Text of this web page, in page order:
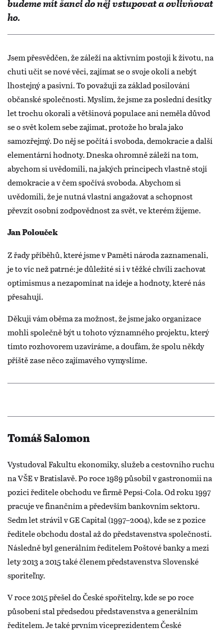
budeme mít šanci do něj vstupovat a ovlivňovat
ho.
Jsem přesvědčen, že záleží na aktivním postoji k životu, na
chuti učit se nové věci, zajímat se o svoje okolí a nebýt
lhostejný a pasivní. To považuji za základ posilování
občanské společnosti. Myslím, že jsme za poslední desítky
let trochu okorali a většinová populace ani neměla důvod
se o svět kolem sebe zajímat, protože ho brala jako
samozřejmý. Do něj se počítá i svoboda, demokracie a další
elementární hodnoty. Dneska ohromně záleží na tom,
abychom si uvědomili, na jakých principech vlastně stojí
demokracie a v čem spočívá svoboda. Abychom si
uvědomili, že je nutná vlastní angažovat a schopnost
převzít osobní zodpovědnost za svět, ve kterém žijeme.
Jan Polouček
Z řady příběhů, které jsme v Paměti národa zaznamenali,
je to víc než patrné: je důležité si i v těžké chvíli zachovat
optimismus a nezapomínat na ideje a hodnoty, které nás
přesahují.
Děkuji vám oběma za možnost, že jsme jako organizace
mohli společně být u tohoto významného projektu, který
tímto rozhovorem uzavíráme, a doufám, že spolu někdy
příště zase něco zajímavého vymyslíme.
Tomáš Salomon
Vystudoval Fakultu ekonomiky, služeb a cestovního ruchu
na VŠE v Bratislavě. Po roce 1989 působil v gastronomii na
pozici ředitele obchodu ve firmě Pepsi-Cola. Od roku 1997
pracuje ve finančním a především bankovním sektoru.
Sedm let strávil v GE Capital (1997–2004), kde se z pozice
ředitele obchodu dostal až do představenstva společnosti.
Následně byl generálním ředitelem Poštové banky a mezi
lety 2013 a 2015 také členem představenstva Slovenské
sporiteľny.
V roce 2015 přešel do České spořitelny, kde se po roce
působení stal předsedou představenstva a generálním
ředitelem. Je také prvním viceprezidentem České